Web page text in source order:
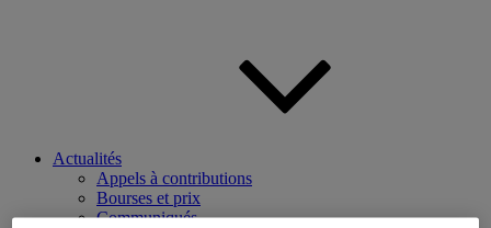
Actualités
Appels à contributions
Bourses et prix
Communiqués